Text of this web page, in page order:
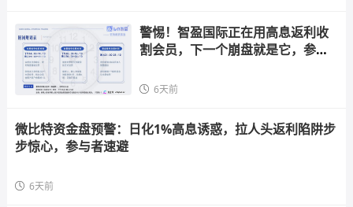
警惕！智盈国际正在用高息返利收
割会员，下一个崩盘就是它，参与
6天前
微比特资金盘预警：日化1%高息诱惑，拉人头返利陷阱步
步惊心，参与者速避
6天前